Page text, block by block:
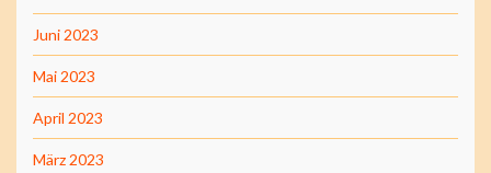
Juni 2023
Mai 2023
April 2023
März 2023